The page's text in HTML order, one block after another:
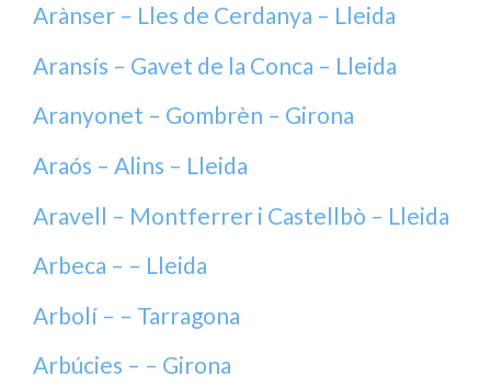
Arànser – Lles de Cerdanya – Lleida
Aransís – Gavet de la Conca – Lleida
Aranyonet – Gombrèn – Girona
Araós – Alins – Lleida
Aravell – Montferrer i Castellbò – Lleida
Arbeca – – Lleida
Arbolí – – Tarragona
Arbúcies – – Girona